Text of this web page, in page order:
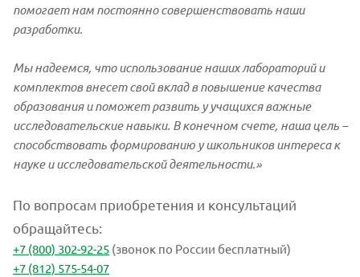
помогает нам постоянно совершенствовать наши
разработки.
Мы надеемся, что использование наших лабораторий и
комплектов внесет свой вклад в повышение качества
образования и поможет развить у учащихся важные
исследовательские навыки. В конечном счете, наша цель –
способствовать формированию у школьников интереса к
науке и исследовательской деятельности.»
По вопросам приобретения и консультаций
обращайтесь:
+7 (800) 302-92-25 (звонок по России бесплатный)
+7 (812) 575-54-07